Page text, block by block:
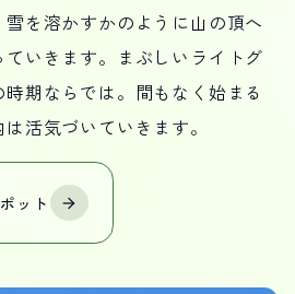
を溶かすかのように山の頂へ
いきます。まぶしいライトグ
期ならでは。間もなく始まる
活気づいていきます。
ット